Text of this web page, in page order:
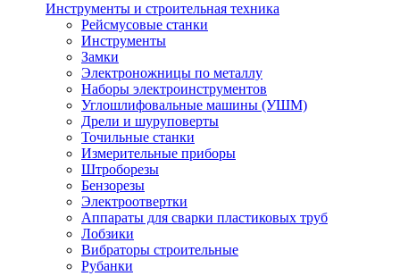
Инструменты и строительная техника
Рейсмусовые станки
Инструменты
Замки
Электроножницы по металлу
Наборы электроинструментов
Углошлифовальные машины (УШМ)
Дрели и шуруповерты
Точильные станки
Измерительные приборы
Штроборезы
Бензорезы
Электроотвертки
Аппараты для сварки пластиковых труб
Лобзики
Вибраторы строительные
Рубанки